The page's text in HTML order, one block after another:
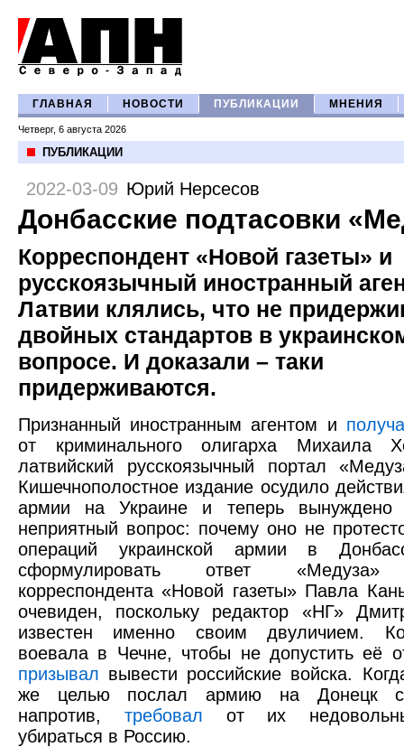
ГЛАВНАЯ НОВОСТИ ПУБЛИКАЦИИ МНЕНИЯ
Четверг, 6 августа 2026
ПУБЛИКАЦИИ
2022-03-09 Юрий Нерсесов
Донбасские подтасовки
Корреспондент «Новой газеты» и
русскоязычный иностранный
Латвии клялись, что не
двойных стандартов в
вопросе. И доказали – таки
придерживаются.
Признанный иностранным агентом и
от криминального олигарха Михаила
латвийский русскоязычный портал
Кишечнополостное издание осудило
армии на Украине и теперь вынуждено
неприятный вопрос: почему оно не
операций украинской армии в
сформулировать ответ
корреспондента «Новой газеты» Павла
очевиден, поскольку редактор «НГ»
известен именно своим двуличием.
воевала в Чечне, чтобы не допустить её
призывал вывести российские войска.
же целью послал армию на Донецк с
напротив, требовал от их
убираться в Россию.